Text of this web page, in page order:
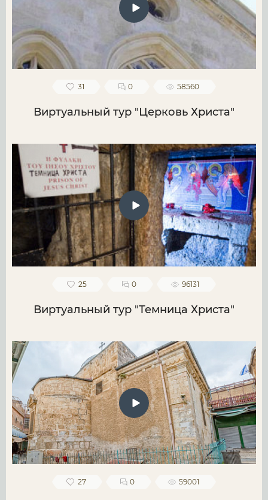
31 0 58560
Виртуальный тур "Церковь Христа"
25 0 96131
Виртуальный тур "Темница Христа"
27 0 59001